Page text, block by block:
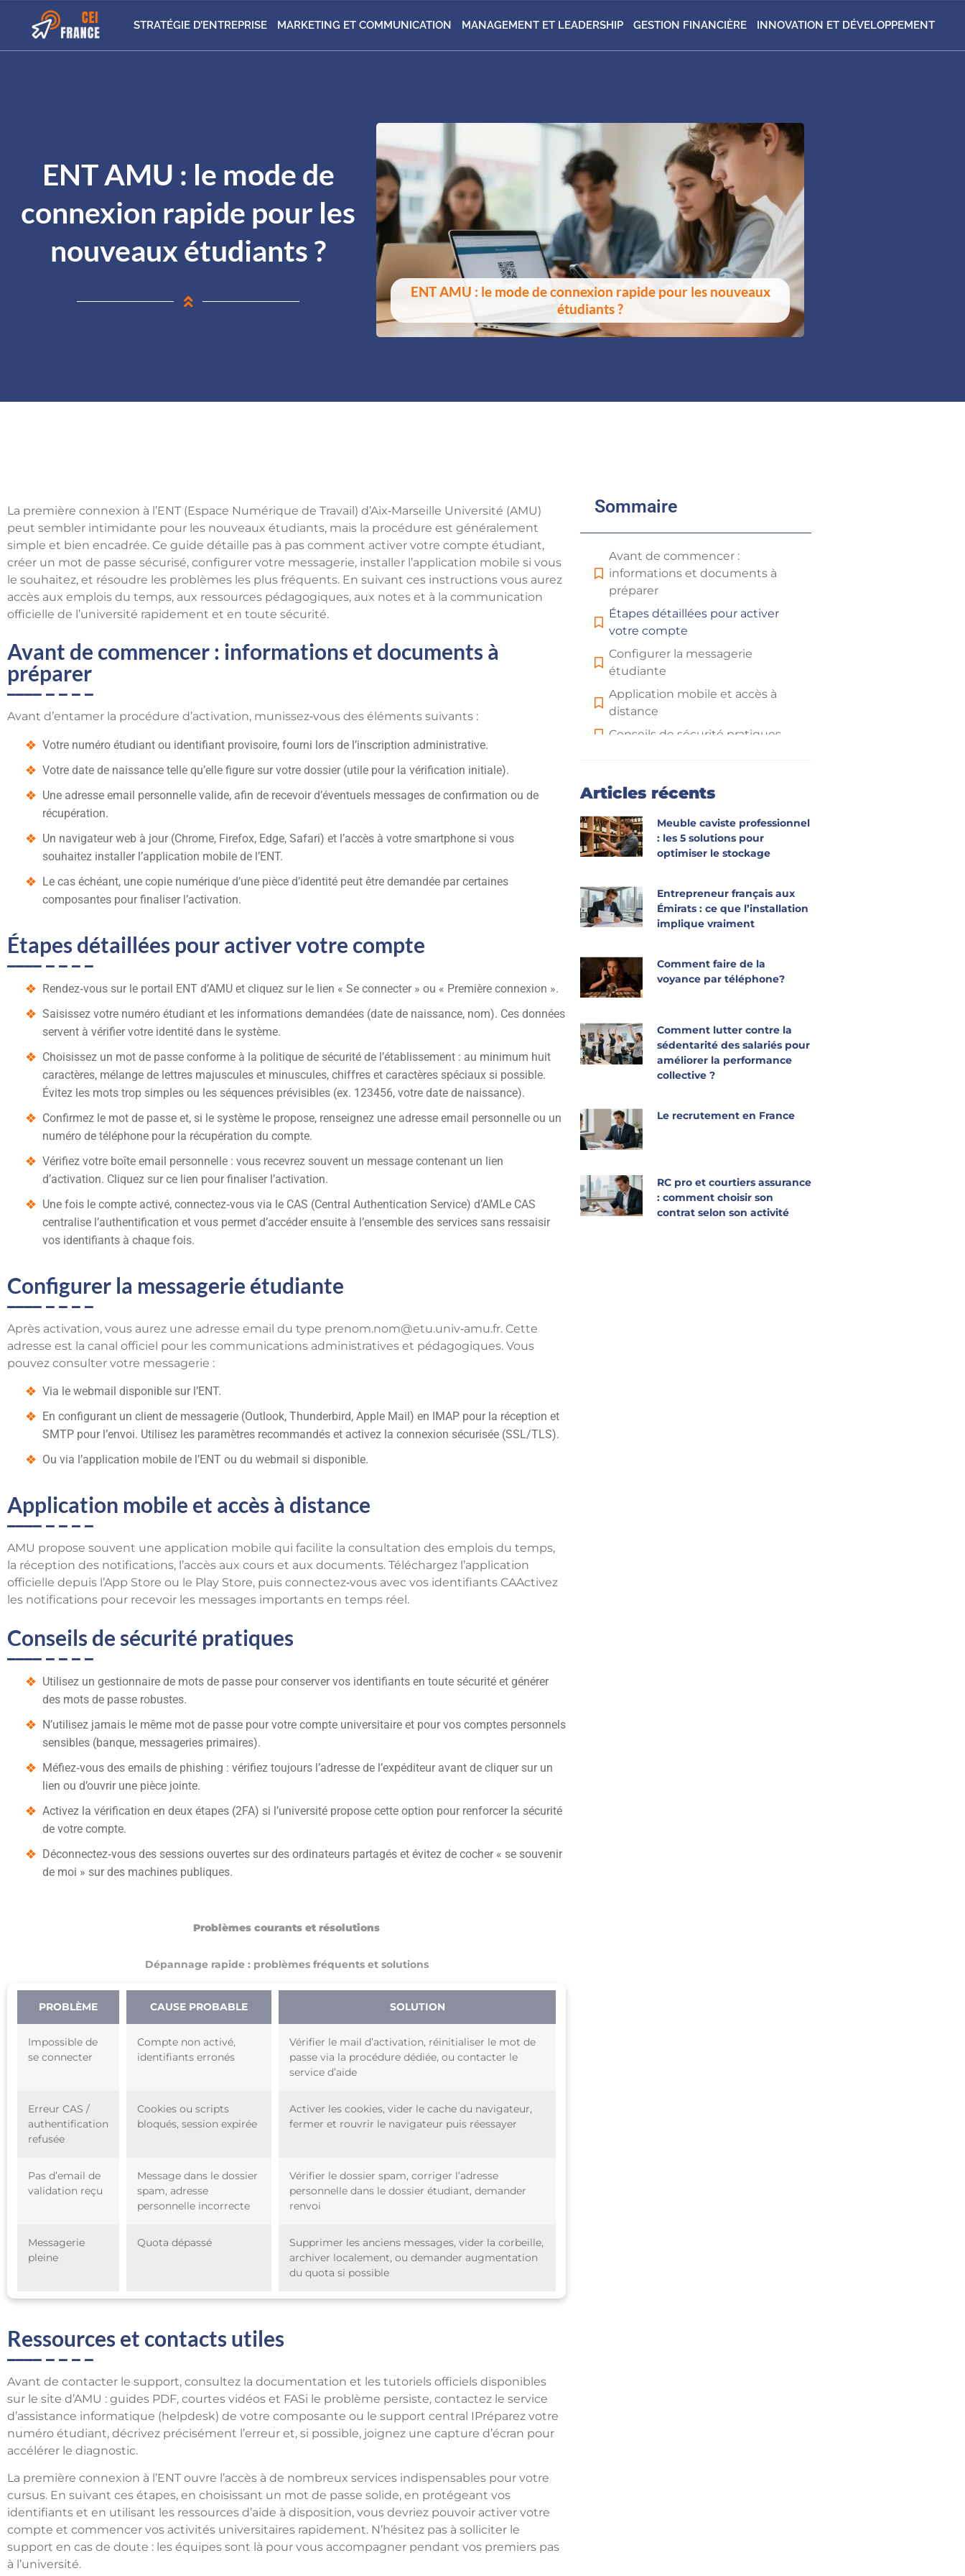
STRATÉGIE D’ENTREPRISE MARKETING ET COMMUNICATION MANAGEMENT ET LEADERSHIP GESTION FINANCIÈRE INNOVATION ET DÉVELOPPEMENT
ENT AMU : le mode de
connexion rapide pour les
nouveaux étudiants ?
ENT AMU : le mode de connexion rapide pour les nouveaux
étudiants ?
La première connexion à l’ENT (Espace Numérique de Travail) d’Aix‑Marseille Université (AMU)
peut sembler intimidante pour les nouveaux étudiants, mais la procédure est généralement
simple et bien encadrée. Ce guide détaille pas à pas comment activer votre compte étudiant,
créer un mot de passe sécurisé, configurer votre messagerie, installer l’application mobile si vous
le souhaitez, et résoudre les problèmes les plus fréquents. En suivant ces instructions vous aurez
accès aux emplois du temps, aux ressources pédagogiques, aux notes et à la communication
officielle de l’université rapidement et en toute sécurité.
Avant de commencer : informations et documents à
préparer
Avant d’entamer la procédure d’activation, munissez‑vous des éléments suivants :
Votre numéro étudiant ou identifiant provisoire, fourni lors de l’inscription administrative.
Votre date de naissance telle qu’elle figure sur votre dossier (utile pour la vérification initiale).
Une adresse email personnelle valide, afin de recevoir d’éventuels messages de confirmation ou de
récupération.
Un navigateur web à jour (Chrome, Firefox, Edge, Safari) et l’accès à votre smartphone si vous
souhaitez installer l’application mobile de l’ENT.
Le cas échéant, une copie numérique d’une pièce d’identité peut être demandée par certaines
composantes pour finaliser l’activation.
Étapes détaillées pour activer votre compte
Rendez‑vous sur le portail ENT d’AMU et cliquez sur le lien « Se connecter » ou « Première connexion ».
Saisissez votre numéro étudiant et les informations demandées (date de naissance, nom). Ces données
servent à vérifier votre identité dans le système.
Choisissez un mot de passe conforme à la politique de sécurité de l’établissement : au minimum huit
caractères, mélange de lettres majuscules et minuscules, chiffres et caractères spéciaux si possible.
Évitez les mots trop simples ou les séquences prévisibles (ex. 123456, votre date de naissance).
Confirmez le mot de passe et, si le système le propose, renseignez une adresse email personnelle ou un
numéro de téléphone pour la récupération du compte.
Vérifiez votre boîte email personnelle : vous recevrez souvent un message contenant un lien
d’activation. Cliquez sur ce lien pour finaliser l’activation.
Une fois le compte activé, connectez‑vous via le CAS (Central Authentication Service) d’AMLe CAS
centralise l’authentification et vous permet d’accéder ensuite à l’ensemble des services sans ressaisir
vos identifiants à chaque fois.
Configurer la messagerie étudiante
Après activation, vous aurez une adresse email du type prenom.nom@etu.univ‑amu.fr. Cette
adresse est la canal officiel pour les communications administratives et pédagogiques. Vous
pouvez consulter votre messagerie :
Via le webmail disponible sur l’ENT.
En configurant un client de messagerie (Outlook, Thunderbird, Apple Mail) en IMAP pour la réception et
SMTP pour l’envoi. Utilisez les paramètres recommandés et activez la connexion sécurisée (SSL/TLS).
Ou via l’application mobile de l’ENT ou du webmail si disponible.
Application mobile et accès à distance
AMU propose souvent une application mobile qui facilite la consultation des emplois du temps,
la réception des notifications, l’accès aux cours et aux documents. Téléchargez l’application
officielle depuis l’App Store ou le Play Store, puis connectez‑vous avec vos identifiants CAActivez
les notifications pour recevoir les messages importants en temps réel.
Conseils de sécurité pratiques
Utilisez un gestionnaire de mots de passe pour conserver vos identifiants en toute sécurité et générer
des mots de passe robustes.
N’utilisez jamais le même mot de passe pour votre compte universitaire et pour vos comptes personnels
sensibles (banque, messageries primaires).
Méfiez‑vous des emails de phishing : vérifiez toujours l’adresse de l’expéditeur avant de cliquer sur un
lien ou d’ouvrir une pièce jointe.
Activez la vérification en deux étapes (2FA) si l’université propose cette option pour renforcer la sécurité
de votre compte.
Déconnectez‑vous des sessions ouvertes sur des ordinateurs partagés et évitez de cocher « se souvenir
de moi » sur des machines publiques.
Dépannage rapide : problèmes fréquents et solutions
Problèmes courants et résolutions
PROBLÈME CAUSE PROBABLE SOLUTION
Impossible de
se connecter
Compte non activé,
identifiants erronés
Vérifier le mail d’activation, réinitialiser le mot de
passe via la procédure dédiée, ou contacter le
service d’aide
Erreur CAS /
authentification
refusée
Cookies ou scripts
bloqués, session expirée
Activer les cookies, vider le cache du navigateur,
fermer et rouvrir le navigateur puis réessayer
Pas d’email de
validation reçu
Message dans le dossier
spam, adresse
personnelle incorrecte
Vérifier le dossier spam, corriger l’adresse
personnelle dans le dossier étudiant, demander
renvoi
Messagerie
pleine
Quota dépassé
Supprimer les anciens messages, vider la corbeille,
archiver localement, ou demander augmentation
du quota si possible
Ressources et contacts utiles
Avant de contacter le support, consultez la documentation et les tutoriels officiels disponibles
sur le site d’AMU : guides PDF, courtes vidéos et FASi le problème persiste, contactez le service
d’assistance informatique (helpdesk) de votre composante ou le support central IPréparez votre
numéro étudiant, décrivez précisément l’erreur et, si possible, joignez une capture d’écran pour
accélérer le diagnostic.
La première connexion à l’ENT ouvre l’accès à de nombreux services indispensables pour votre
cursus. En suivant ces étapes, en choisissant un mot de passe solide, en protégeant vos
identifiants et en utilisant les ressources d’aide à disposition, vous devriez pouvoir activer votre
compte et commencer vos activités universitaires rapidement. N’hésitez pas à solliciter le
support en cas de doute : les équipes sont là pour vous accompagner pendant vos premiers pas
à l’université.
Sommaire
Avant de commencer :
informations et documents à
préparer
Étapes détaillées pour activer
votre compte
Configurer la messagerie
étudiante
Application mobile et accès à
distance
Conseils de sécurité pratiques
courantes
Articles récents
Meuble caviste professionnel
: les 5 solutions pour
optimiser le stockage
Entrepreneur français aux
Émirats : ce que l’installation
implique vraiment
Comment faire de la
voyance par téléphone?
Comment lutter contre la
sédentarité des salariés pour
améliorer la performance
collective ?
Le recrutement en France
RC pro et courtiers assurance
: comment choisir son
contrat selon son activité